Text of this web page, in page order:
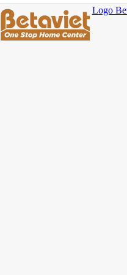
Logo